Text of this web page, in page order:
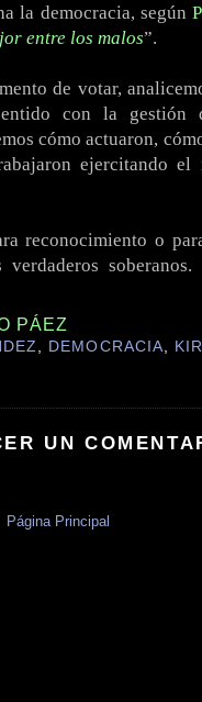
la democracia, según
entre los malos”.
de votar,
con la gestión
cómo actuaron,
ejercitando el
reconocimiento o
soberanos.
PÁEZ
, DEMOCRACIA,
UN
Página Principal